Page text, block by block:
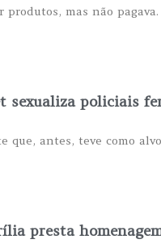
produtos, mas não
policiais
que, antes, teve como
presta